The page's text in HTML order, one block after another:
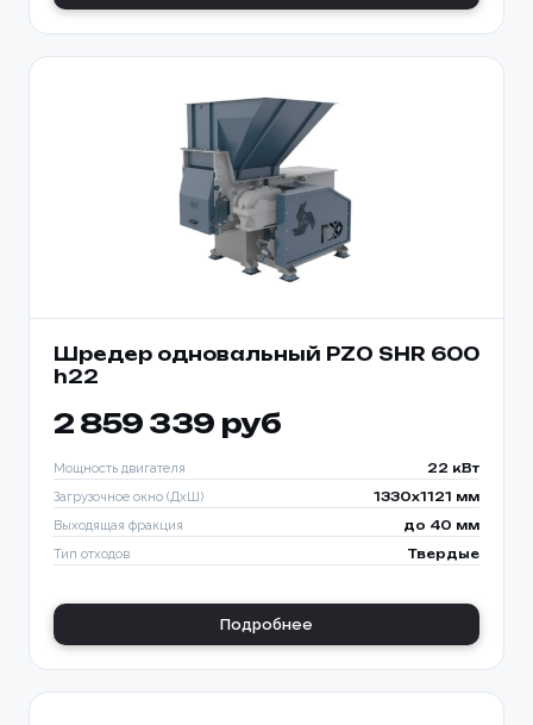
Шредер одновальный PZO SHR 600
h22
2 859 339 руб
Мощность двигателя 22 кВт
Загрузочное окно (ДхШ) 1330x1121 мм
Выходящая фракция до 40 мм
Тип отходов Твердые
Подробнее